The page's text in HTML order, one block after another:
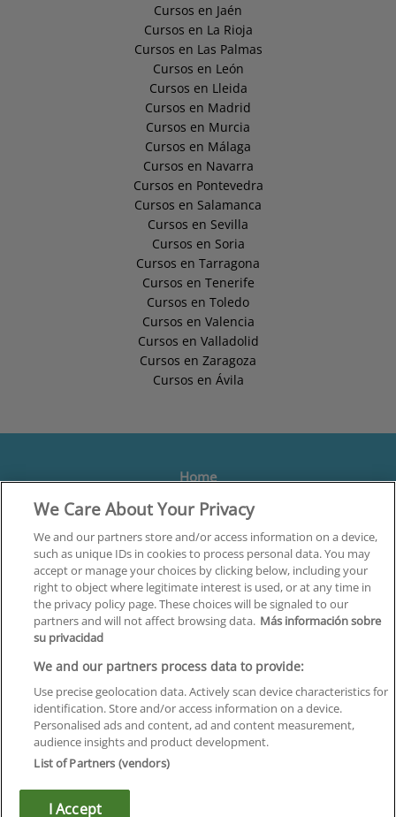
Cursos en Jaén
Cursos en La Rioja
Cursos en Las Palmas
Cursos en León
Cursos en Lleida
Cursos en Madrid
Cursos en Murcia
Cursos en Málaga
Cursos en Navarra
Cursos en Pontevedra
Cursos en Salamanca
Cursos en Sevilla
Cursos en Soria
Cursos en Tarragona
Cursos en Tenerife
Cursos en Toledo
Cursos en Valencia
Cursos en Valladolid
Cursos en Zaragoza
Cursos en Ávila
Home
Formación
Centros
Orientación
Quiénes somos
Contacta
Aviso Legal
Política de Privacidad
Política de Cookies
Canal Ético
We Care About Your Privacy
We and our partners store and/or access information on a device,
such as unique IDs in cookies to process personal data. You may
accept or manage your choices by clicking below, including your
right to object where legitimate interest is used, or at any time in
the privacy policy page. These choices will be signaled to our
partners and will not affect browsing data. Más información sobre
su privacidad
We and our partners process data to provide:
Use precise geolocation data. Actively scan device characteristics for
identification. Store and/or access information on a device.
Personalised ads and content, ad and content measurement,
audience insights and product development.
List of Partners (vendors)
I Accept